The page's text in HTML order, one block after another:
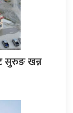
सुरुङ खन्न